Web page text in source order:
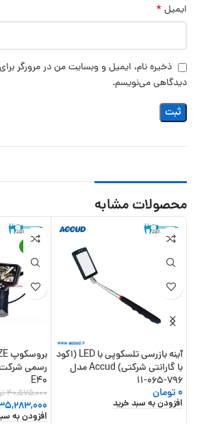
ایمیل *
ذخیره نام، ایمیل و وبسایت من در مرورگر
دیدگاهی می‌نویسم.
محصولات مشابه
آینه بازرسی تلسکوپی با LED (اکود
با گارانتی شرکتی) Accud مدل
796-065-11
0تومان
افزودن به سبد خرید
-13%
E40
40,575,000
افزودن به